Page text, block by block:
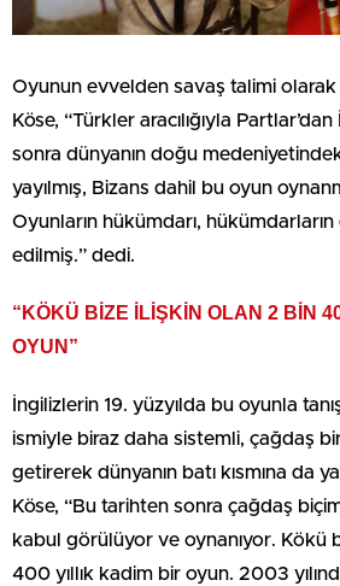
Oyunun evvelden savaş talimi
Köse, “Türkler aracılığıyla
sonra dünyanın doğu
yayılmış, Bizans dahil bu oyun
Oyunların hükümdarı,
edilmiş.” dedi.
“KÖKÜ BİZE İLİŞKİN OLAN 2 BİN
OYUN”
İngilizlerin 19. yüzyılda bu oyunla
ismiyle biraz daha sistemli, çağdaş
getirerek dünyanın batı kısmına da
Köse, “Bu tarihten sonra çağdaş
kabul görülüyor ve oynanıyor. Kökü
400 yıllık kadim bir oyun. 2003